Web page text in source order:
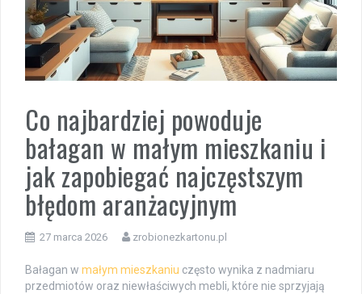
Co najbardziej powoduje
bałagan w małym mieszkaniu i
jak zapobiegać najczęstszym
błędom aranżacyjnym
27 marca 2026 zrobionezkartonu.pl
Bałagan w małym mieszkaniu często wynika z nadmiaru
przedmiotów oraz niewłaściwych mebli, które nie sprzyjają